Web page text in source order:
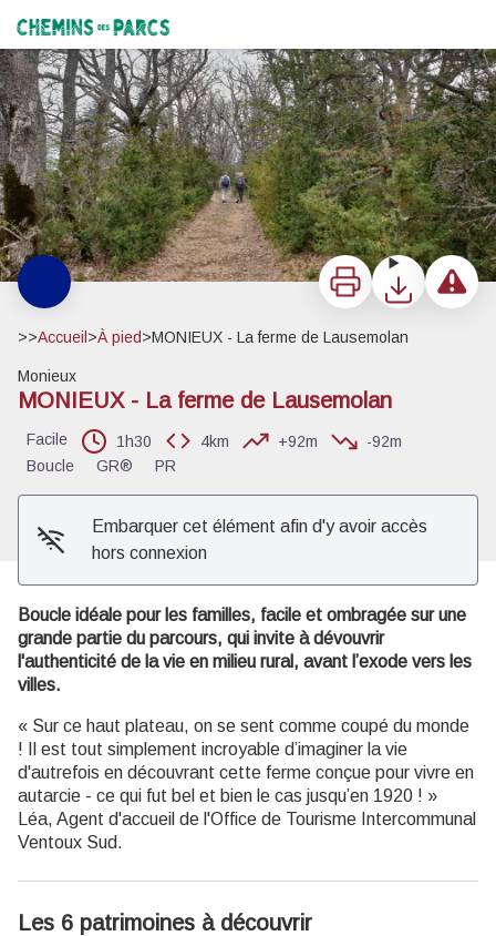
Chemins des Parcs
Voir l'image en plein écran
ImprimerTéléchargerSignaler
>>Accueil >À pied>MONIEUX - La ferme de Lausemolan
Monieux
MONIEUX - La ferme de Lausemolan
Facile 1h30 4km +92m
-92m
Boucle
GR® PR
Embarquer cet élément afin d'y avoir accès
hors connexion
Boucle idéale pour les familles, facile et ombragée sur une
grande partie du parcours, qui invite à dévouvrir
l'authenticité de la vie en milieu rural, avant l’exode vers les
villes.
« Sur ce haut plateau, on se sent comme coupé du monde
! Il est tout simplement incroyable d’imaginer la vie
d'autrefois en découvrant cette ferme conçue pour vivre en
autarcie - ce qui fut bel et bien le cas jusqu’en 1920 ! »
Léa, Agent d'accueil de l'Office de Tourisme Intercommunal
Ventoux Sud.
Les 6 patrimoines à découvrir